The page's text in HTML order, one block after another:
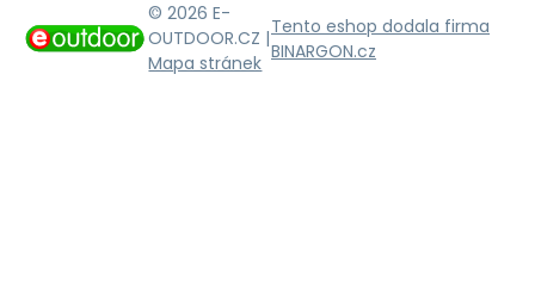
© 2026 E-
OUTDOOR.CZ |
Mapa stránek
Tento eshop dodala firma
BINARGON.cz